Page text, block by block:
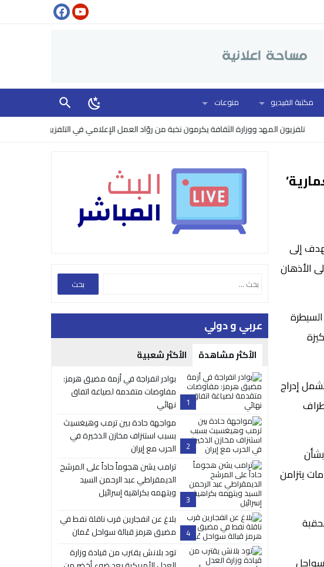
مكتبة الفيديو منوعات
تلفزيون المهد ووزارة الثقافة يكرمون نخبة من روّاد العمل الإعلامي في التلفزيون
إلى
الأذهان
إدراج
يتزامن
عربي و دولي
الأكثر مشاهدة الأكثر شعبية
1
بوادر انفراجة في أزمة مضيق هرمز:
مفاوضات متقدمة لصياغة اتفاق
نهائي
2
مواجهة حادة بين ترمب وهيغسيث
بسبب استنزاف مخازن الذخيرة في
الحرب مع إيران
3
ترامب يشن هجوماً حاداً على المرشح
الديمقراطي عبد الرحمن السيد
ويتهمه بكراهية إسرائيل
4
بلاغ عن انفجارين قرب ناقلة نفط في
مضيق هرمز قبالة سواحل عُمان
تود بلانش يقترب من قيادة وزارة